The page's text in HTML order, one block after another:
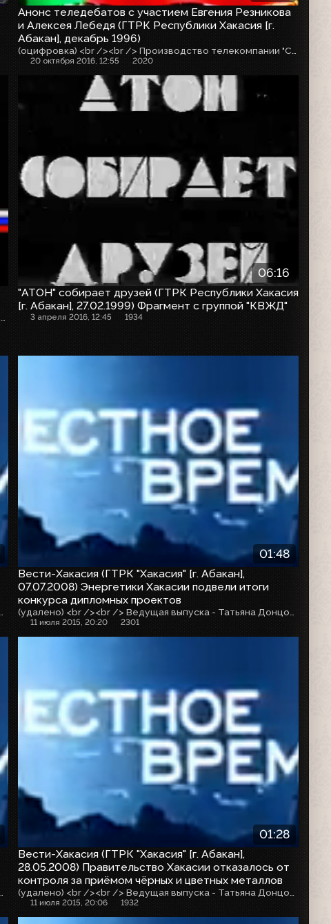
Анонс теледебатов с участием Евгения Резникова
и Алексея Лебедя (ГТРК Республики Хакасия [г.
Абакан], декабрь 1996)
20 октября 2016, 12:55 2020
06:16
"АТОН" собирает друзей (ГТРК Республики Хакасия
[г. Абакан], 27.02.1999) Фрагмент с группой "КВЖД"
3 апреля 2016, 12:45 1934
01:48
Вести-Хакасия (ГТРК "Хакасия" [г. Абакан],
07.07.2008) Энергетики Хакасии подвели итоги
конкурса дипломных проектов
11 июля 2015, 20:20 2301
01:28
Вести-Хакасия (ГТРК "Хакасия" [г. Абакан],
28.05.2008) Правительство Хакасии отказалось от
контроля за приёмом чёрных и цветных металлов
11 июля 2015, 20:06 1932